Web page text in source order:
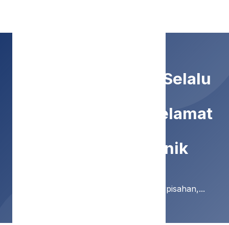
Setiap Pertemuan Selalu
Ada Perpisahan, Selamat
Bertugas Bu Nunik
Setiap Pertemuan Selalu Ada Perpisahan,...